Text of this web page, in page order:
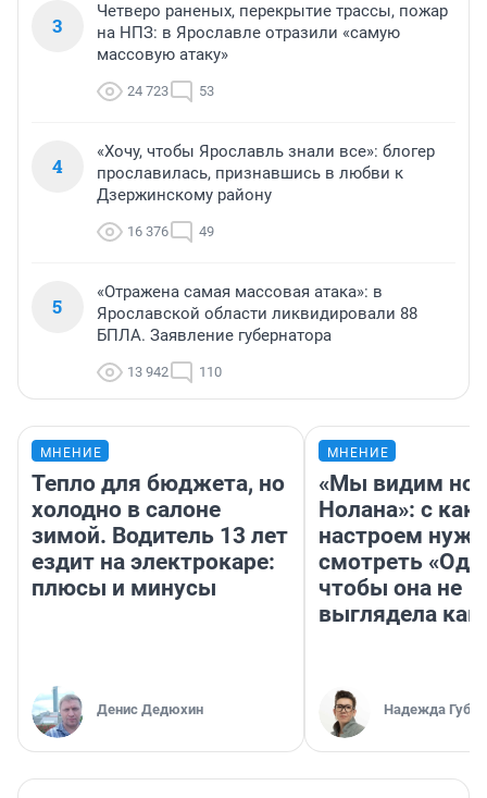
3
Четверо раненых, перекрытие трассы, пожар
на НПЗ: в Ярославле отразили «самую
массовую атаку»
24 723 53
4
«Хочу, чтобы Ярославль знали все»: блогер
прославилась, признавшись в любви к
Дзержинскому району
16 376 49
5
«Отражена самая массовая атака»: в
Ярославской области ликвидировали 88
БПЛА. Заявление губернатора
13 942 110
МНЕНИЕ
Тепло для бюджета, но
холодно в салоне
зимой. Водитель 13 лет
ездит на электрокаре:
плюсы и минусы
Денис Дедюхин
МНЕНИЕ
«Мы видим
Нолана»: с
настроем
смотреть
чтобы она не
выглядела как
Надежда